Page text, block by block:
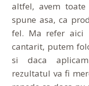
altfel, avem toate
spune asa, ca
fel. Ma refer aici
cantarit, putem
si daca
rezultatul va fi